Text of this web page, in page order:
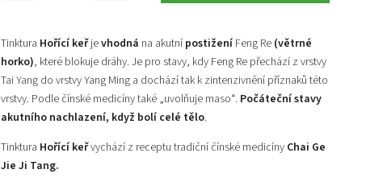
Tinktura Hořící keř jevhodná na akutní postižení Feng Re (větrné
horko), které blokuje dráhy. Je pro stavy, kdy Feng Re přechází z vrstvy
Tai Yang do vrstvy Yang Ming a dochází tak k zintenzivnění příznaků této
vrstvy. Podle čínské medicíny také „uvolňuje maso“. Počáteční stavy
akutního nachlazení, když bolí celé tělo.
Tinktura Hořící keřvychází z receptu tradiční čínské medicíny Chai Ge
Jie Ji Tang.